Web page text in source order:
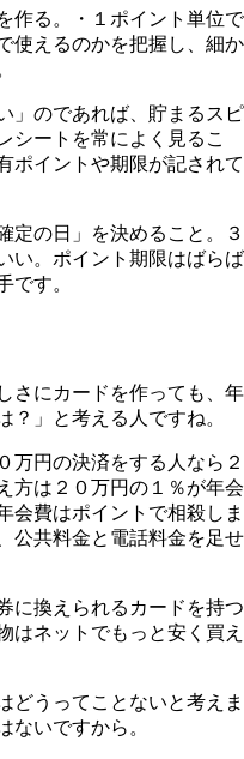
作る。・１ポイント単位で
使えるのかを把握し、細か
」のであれば、貯まるスピ
シートを常によく見るこ
ポイントや期限が記されて
定の日」を決めること。３
い。ポイント期限はばらば
です。
さにカードを作っても、年
？」と考える人ですね。
万円の決済をする人なら２
方は２０万円の１％が年会
会費はポイントで相殺しま
公共料金と電話料金を足せ
に換えられるカードを持つ
はネットでもっと安く買え
どうってことないと考えま
ないですから。